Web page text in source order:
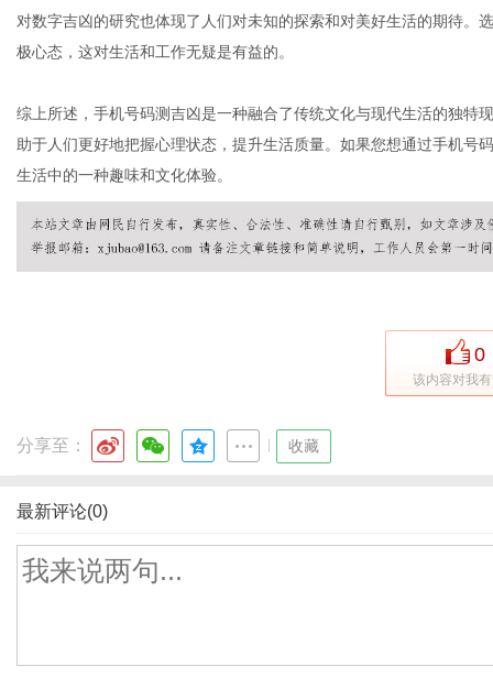
对数字吉凶的研究也体现了人们对未知的探索和对美好生活的期待。
极心态，这对生活和工作无疑是有益的。
综上所述，手机号码测吉凶是一种融合了传统文化与现代生活的独特
助于人们更好地把握心理状态，提升生活质量。如果您想通过手机号
生活中的一种趣味和文化体验。
0
该内容对我
分享至： 收藏
最新评论(0)